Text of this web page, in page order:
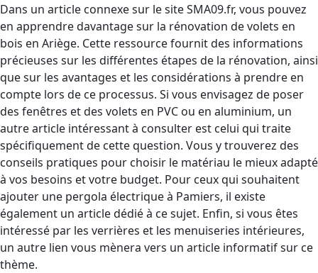
Dans un article connexe sur le site SMA09.fr, vous pouvez
en apprendre davantage sur la rénovation de volets en
bois en Ariège. Cette ressource fournit des informations
précieuses sur les différentes étapes de la rénovation, ainsi
que sur les avantages et les considérations à prendre en
compte lors de ce processus. Si vous envisagez de poser
des fenêtres et des volets en PVC ou en aluminium, un
autre article intéressant à consulter est celui qui traite
spécifiquement de cette question. Vous y trouverez des
conseils pratiques pour choisir le matériau le mieux adapté
à vos besoins et votre budget. Pour ceux qui souhaitent
ajouter une pergola électrique à Pamiers, il existe
également un article dédié à ce sujet. Enfin, si vous êtes
intéressé par les verrières et les menuiseries intérieures,
un autre lien vous mènera vers un article informatif sur ce
thème.